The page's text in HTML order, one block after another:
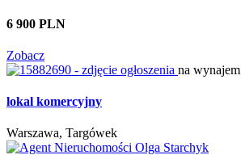
6 900 PLN
Zobacz
na wynajem
lokal komercyjny
Warszawa, Targówek